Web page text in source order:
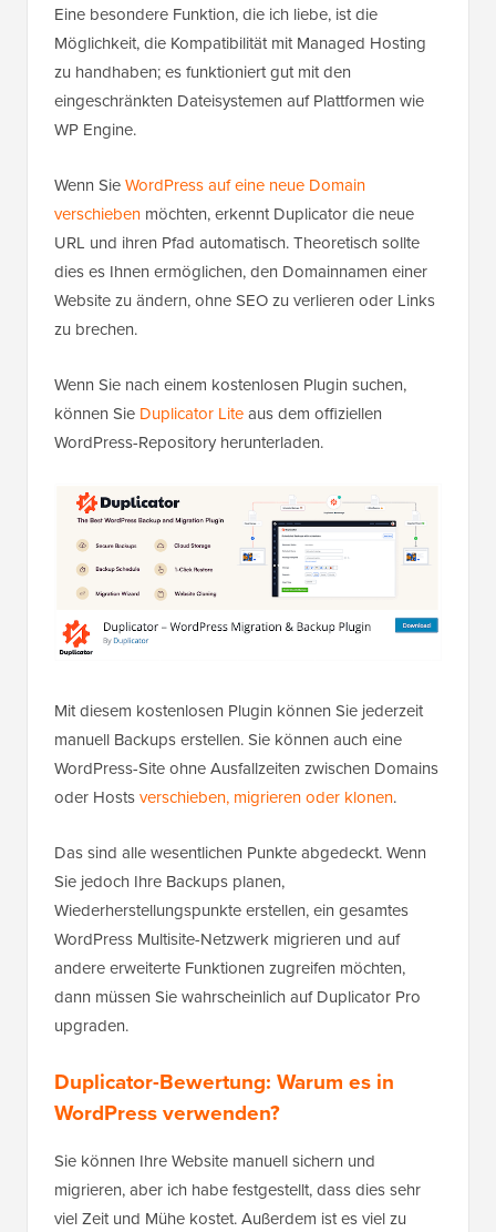
Eine besondere Funktion, die ich liebe, ist die
Möglichkeit, die Kompatibilität mit Managed Hosting
zu handhaben; es funktioniert gut mit den
eingeschränkten Dateisystemen auf Plattformen wie
WP Engine.
Wenn SieWordPress auf eine neue Domain
verschieben möchten, erkennt Duplicator die neue
URL und ihren Pfad automatisch. Theoretisch sollte
dies es Ihnen ermöglichen, den Domainnamen einer
Website zu ändern, ohne SEO zu verlieren oder Links
zu brechen.
Wenn Sie nach einem kostenlosen Plugin suchen,
können Sie Duplicator Liteaus dem offiziellen
WordPress-Repository herunterladen.
Mit diesem kostenlosen Plugin können Sie jederzeit
manuell Backups erstellen. Sie können auch eine
WordPress-Site ohne Ausfallzeiten zwischen Domains
oder Hostsverschieben, migrieren oder klonen.
Das sind alle wesentlichen Punkte abgedeckt. Wenn
Sie jedoch Ihre Backups planen,
Wiederherstellungspunkte erstellen, ein gesamtes
WordPress Multisite-Netzwerk migrieren und auf
andere erweiterte Funktionen zugreifen möchten,
dann müssen Sie wahrscheinlich auf Duplicator Pro
upgraden.
Duplicator-Bewertung: Warum es in
WordPress verwenden?
Sie können Ihre Website manuell sichern und
migrieren, aber ich habe festgestellt, dass dies sehr
viel Zeit und Mühe kostet. Außerdem ist es viel zu